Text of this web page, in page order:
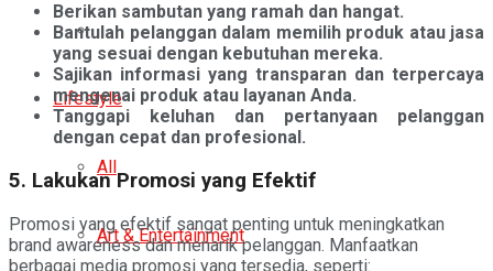
Lifestyle
All
Art & Entertainment
Berikan sambutan yang ramah dan hangat.
Bantulah pelanggan dalam memilih produk atau jasa
yang sesuai dengan kebutuhan mereka.
Sajikan informasi yang transparan dan terpercaya
mengenai produk atau layanan Anda.
Tanggapi keluhan dan pertanyaan pelanggan
dengan cepat dan profesional.
5. Lakukan Promosi yang Efektif
Promosi yang efektif sangat penting untuk meningkatkan
brand awareness dan menarik pelanggan. Manfaatkan
berbagai media promosi yang tersedia, seperti: